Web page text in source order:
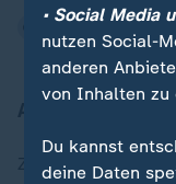
Zuletzt
• Social Media
nutzen Social-
anderen
von Inhalten zu
Du kannst
deine Daten